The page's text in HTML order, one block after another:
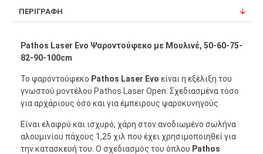
ΠΕΡΙΓΡΑΦΉ
Pathos Laser Evo Ψαροντούφεκο με Μουλινέ, 50-60-75-
82-90-100cm
Το ψαροντούφεκο Pathos Laser Evo είναι η εξέλιξη του
γνωστού μοντέλου Pathos Laser Open. Σχεδιασμένα τόσο
για αρχάριους όσο και για έμπειρους ψαροκυνηγούς.
Είναι ελαφρύ και ισχυρό, χάρη στον ανοδιωμένο σωλήνα
αλουμινίου πάχους 1,25 χιλ που έχει χρησιμοποιηθεί για
την κατασκευή του. Ο σχεδιασμός του όπλου Pathos